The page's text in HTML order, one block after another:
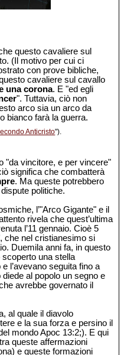
questo cavaliere sul
(Il motivo per cui ci
con prove bibliche,
cavaliere sul cavallo
una corona. E "ed egli
". Tuttavia, ciò non
arco sia un arco da
bianco farà la guerra.
Anticristo").
"da vincitore, e per vincere"
significa che combatterà
. Ma queste potrebbero
politiche.
l’"Arco Gigante" e il
rivela che quest’ultima
l’11 gennaio. Cioè 5
che nel cristianesimo si
Duemila anni fa, in questo
una stella
l’avevano seguita fino a
al popolo un segno e
avrebbe governato il
al quale il diavolo
e la sua forza e persino il
mondo Apoc 13:2;). E qui
queste affermazioni
e queste formazioni